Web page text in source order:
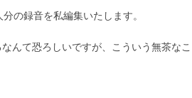
の録音を私編集いたします。
んて恐ろしいですが、こういう無茶なこ